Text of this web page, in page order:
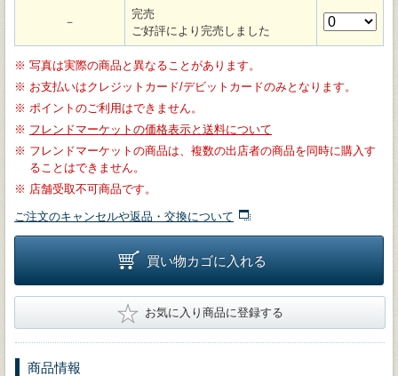
－
完売
ご好評により完売しました
※ 写真は実際の商品と異なることがあります。
※ お支払いはクレジットカード/デビットカードのみとなります。
※ ポイントのご利用はできません。
※ フレンドマーケットの価格表示と送料について
※ フレンドマーケットの商品は、複数の出店者の商品を同時に購入す
ることはできません。
※ 店舗受取不可商品です。
ご注文のキャンセルや返品・交換について
買い物カゴに入れる
★ お気に入り商品に登録する
商品情報